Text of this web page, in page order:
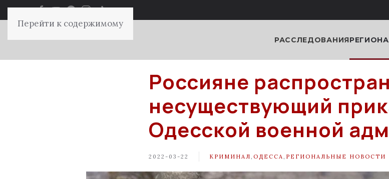
Перейти к содержимому
РАССЛЕДОВАНИЯ
Россияне
несуществующий
Одесской военной
2022-03-22 КРИМИНАЛ ОДЕССА РЕГИОНАЛЬНЫЕ НОВОСТИ